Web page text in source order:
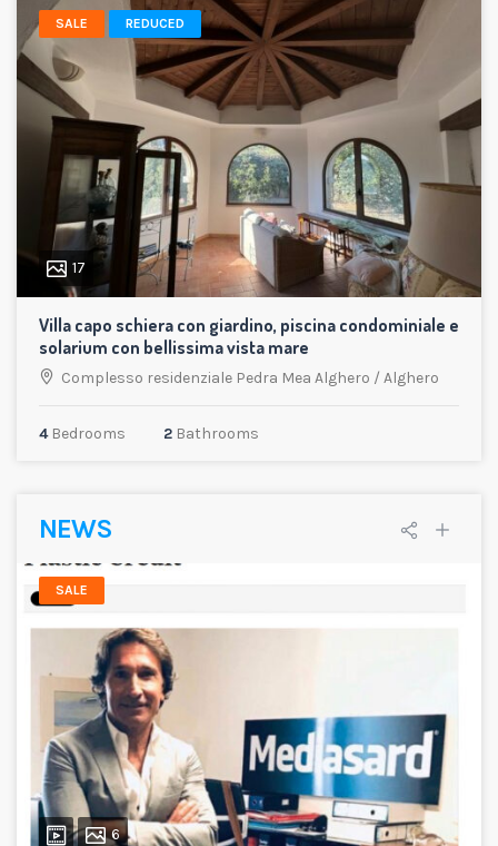
SALE REDUCED
17
Villa capo schiera con giardino, piscina condominiale e
solarium con bellissima vista mare
Complesso residenziale Pedra Mea Alghero / Alghero
4Bedrooms 2 Bathrooms
NEWS
SALE
6